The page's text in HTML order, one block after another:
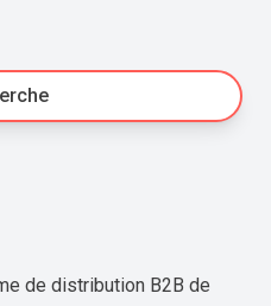
de distribution B2B de